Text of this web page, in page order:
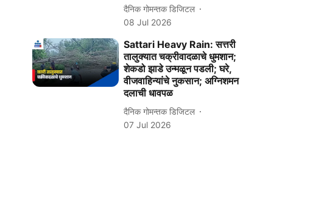
दैनिक गोमन्तक डिजिटल
08 Jul 2026
Sattari Heavy Rain: सत्तरी
तालुक्यात चक्रीवादळाचे धुमशान;
शेकडो झाडे उन्मळून पडली; घरे,
वीजवाहिन्यांचे नुकसान; अग्निशमन
दलाची धावपळ
दैनिक गोमन्तक डिजिटल
07 Jul 2026